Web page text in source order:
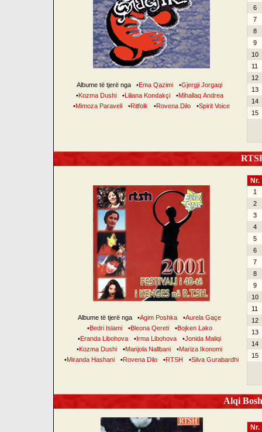
Albume të tjerë nga •Ema Qazimi •Gjergji Jorgaqi
•Kozma Dushi •Liliana Kondakçi •Mihallaq Andrea
•Mimoza Paraveli •Ritfolk •Rovena Dilo •Spirit Voice
6
7
8
9
10
11
12
13
14
15
Albume të tjerë nga •Agim Poshka •Aurela Gaçe
•Bedri Islami •Bleona Qereti •Bojken Lako
•Eranda Libohova •Irma Libohova •Jonida Maliqi
•Kozma Dushi •Manjola Nallbani •Mariza Ikonomi
•Miranda Hashani •Rovena Dilo •RTSH •Silva Gurabardhi
Nr.
1
2
3
4
5
6
7
8
9
10
11
12
13
14
15
Alqi
Nr.